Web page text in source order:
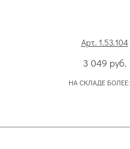
Арт. 1.53.104
3 049 руб.
НА СКЛАДЕ БОЛЕЕ: